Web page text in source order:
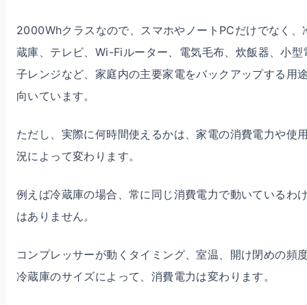
2000Whクラスなので、スマホやノートPCだけでなく、
蔵庫、テレビ、Wi-Fiルーター、電気毛布、炊飯器、小型
子レンジなど、家庭内の主要家電をバックアップする用
向いています。
ただし、実際に何時間使えるかは、家電の消費電力や使
況によって変わります。
例えば冷蔵庫の場合、常に同じ消費電力で動いているわ
はありません。
コンプレッサーが動くタイミング、室温、開け閉めの頻
冷蔵庫のサイズによって、消費電力は変わります。